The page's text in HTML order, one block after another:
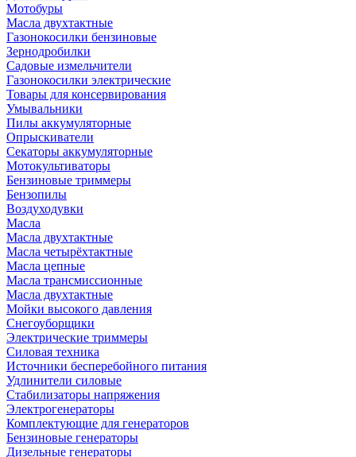
Мотобуры
Масла двухтактные
Газонокосилки бензиновые
Зернодробилки
Садовые измельчители
Газонокосилки электрические
Товары для консервирования
Умывальники
Пилы аккумуляторные
Опрыскиватели
Секаторы аккумуляторные
Мотокультиваторы
Бензиновые триммеры
Бензопилы
Воздуходувки
Масла
Масла двухтактные
Масла четырёхтактные
Масла цепные
Масла трансмиссионные
Масла двухтактные
Мойки высокого давления
Снегоуборщики
Электрические триммеры
Силовая техника
Источники бесперебойного питания
Удлинители силовые
Стабилизаторы напряжения
Электрогенераторы
Комплектующие для генераторов
Бензиновые генераторы
Дизельные генераторы